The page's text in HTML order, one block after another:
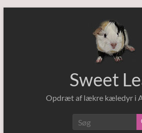
Sweet
Opdræt af lækre kæledyr i